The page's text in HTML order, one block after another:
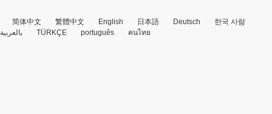
简体中文 繁體中文 English 日本語 Deutsch
한국 사람
بالعربية
TÜRKÇE português คนไทย